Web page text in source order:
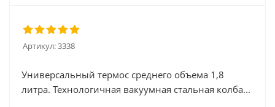
Артикул:3338
Универсальный термос среднего объема 1,8
литра. Технологичная вакуумная стальная колба...